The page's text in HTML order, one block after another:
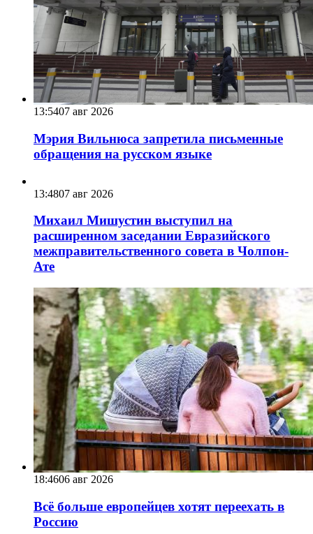
13:5407 авг 2026
Мэрия Вильнюса запретила письменные
обращения на русском языке
13:4807 авг 2026
Михаил Мишустин выступил на
расширенном заседании Евразийского
межправительственного совета в Чолпон-
Ате
18:4606 авг 2026
Всё больше европейцев хотят переехать в
Россию